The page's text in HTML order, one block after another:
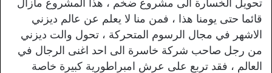
قائما حتى يومنا هذا ، فمن منا لا يعلم عن عالم ديزني
الاشهر في مجال الرسوم المتحركة ، تحول والت ديزني
من رجل صاحب شركة خاسرة الى احد اغنى الرجال في
العالم ، فقد تربع على عرش امبراطورية كبيرة خاصة